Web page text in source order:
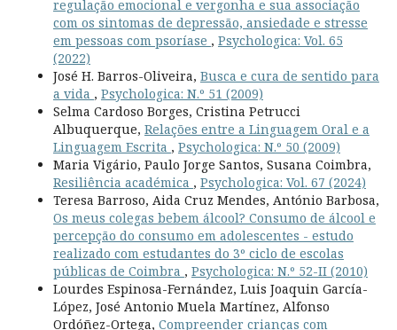
regulação emocional e vergonha e sua associação
com os sintomas de depressão, ansiedade e stresse
em pessoas com psoríase , Psychologica: Vol. 65
(2022)
José H. Barros-Oliveira, Busca e cura de sentido para
a vida , Psychologica: N.º 51 (2009)
Selma Cardoso Borges, Cristina Petrucci
Albuquerque, Relações entre a Linguagem Oral e a
Linguagem Escrita , Psychologica: N.º 50 (2009)
Maria Vigário, Paulo Jorge Santos, Susana Coimbra,
Resiliência académica , Psychologica: Vol. 67 (2024)
Teresa Barroso, Aida Cruz Mendes, António Barbosa,
Os meus colegas bebem álcool? Consumo de álcool e
percepção do consumo em adolescentes - estudo
realizado com estudantes do 3º ciclo de escolas
públicas de Coimbra , Psychologica: N.º 52-II (2010)
Lourdes Espinosa-Fernández, Luis Joaquin García-
López, José Antonio Muela Martínez, Alfonso
Ordóñez-Ortega, Compreender crianças com